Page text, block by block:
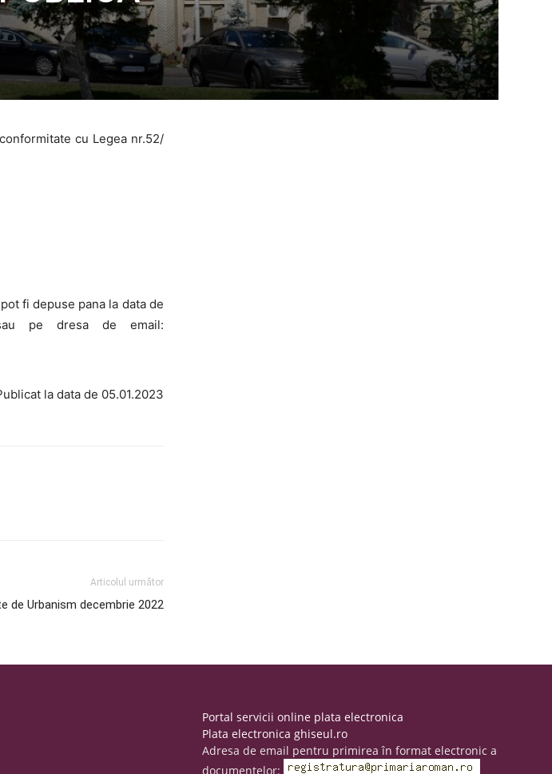
cu Legea nr.52/
fi depuse pana la data de
pe dresa de email:
la data de 05.01.2023
Articolul următor
de Urbanism decembrie 2022
Portal servicii online plata electronica
Plata electronica ghiseul.ro
Adresa de email pentru primirea în format electronic a
documentelor: